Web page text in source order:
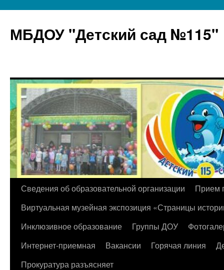
МБДОУ "Детский сад №115"
Перейти
содержимому
Сведения об образовательной организации
Прием
Виртуальная музейная экспозиция «Страницы
Инклюзивное образование
Группы ДОУ
Интернет-приемная
Вакансии Горячая линия
Прокуратура разъясняет